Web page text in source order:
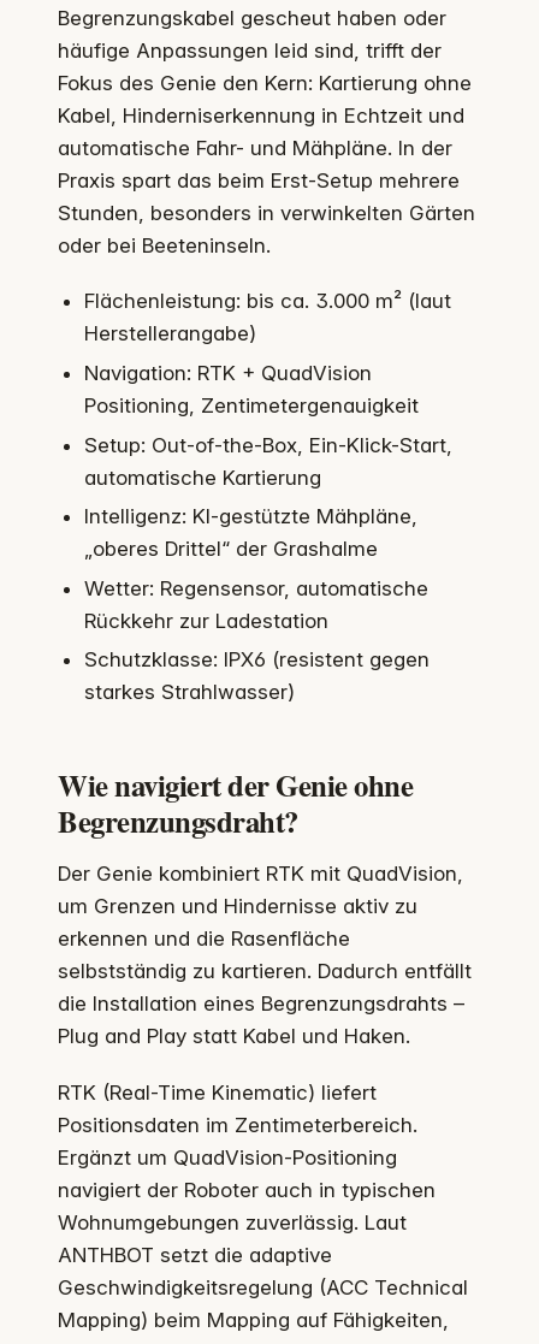
Begrenzungskabel gescheut haben oder
häufige Anpassungen leid sind, trifft der
Fokus des Genie den Kern: Kartierung ohne
Kabel, Hinderniserkennung in Echtzeit und
automatische Fahr- und Mähpläne. In der
Praxis spart das beim Erst-Setup mehrere
Stunden, besonders in verwinkelten Gärten
oder bei Beeteninseln.
Flächenleistung: bis ca. 3.000 m² (laut
Herstellerangabe)
Navigation: RTK + QuadVision
Positioning, Zentimetergenauigkeit
Setup: Out-of-the-Box, Ein-Klick-Start,
automatische Kartierung
Intelligenz: KI-gestützte Mähpläne,
„oberes Drittel“ der Grashalme
Wetter: Regensensor, automatische
Rückkehr zur Ladestation
Schutzklasse: IPX6 (resistent gegen
starkes Strahlwasser)
Wie navigiert der Genie ohne
Begrenzungsdraht?
Der Genie kombiniert RTK mit QuadVision,
um Grenzen und Hindernisse aktiv zu
erkennen und die Rasenfläche
selbstständig zu kartieren. Dadurch entfällt
die Installation eines Begrenzungsdrahts –
Plug and Play statt Kabel und Haken.
RTK (Real-Time Kinematic) liefert
Positionsdaten im Zentimeterbereich.
Ergänzt um QuadVision-Positioning
navigiert der Roboter auch in typischen
Wohnumgebungen zuverlässig. Laut
ANTHBOT setzt die adaptive
Geschwindigkeitsregelung (ACC Technical
Mapping) beim Mapping auf Fähigkeiten,